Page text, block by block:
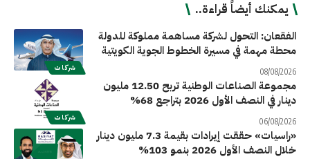
يمكنك أيضاً قراءة..
شركات
الفقعان: التحول لشركة مساهمة مملوكة للدولة
محطة مهمة في مسيرة الخطوط الجوية الكويتية
08/08/2026
شركات
مجموعة الصناعات الوطنية تربح 12.50 مليون
دينار في النصف الأول 2026 بتراجع 68%
06/08/2026
«راسيات» حققت إيرادات بقيمة 7.3 مليون دينار
خلال النصف الأول 2026 بنمو 103%